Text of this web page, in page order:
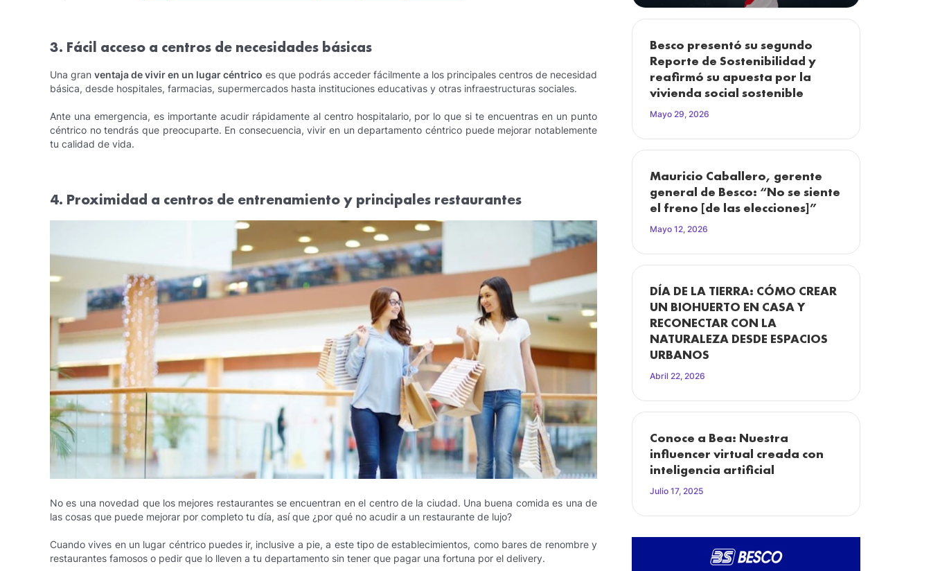
3. Fácil acceso a centros de necesidades básicas
Una gran ventaja de vivir en un lugar céntrico es que podrás acceder fácilmente a los principales centros de necesidad
básica, desde hospitales, farmacias, supermercados hasta instituciones educativas y otras infraestructuras sociales.
Ante una emergencia, es importante acudir rápidamente al centro hospitalario, por lo que si te encuentras en un punto
céntrico no tendrás que preocuparte. En consecuencia, vivir en un departamento céntrico puede mejorar notablemente
tu calidad de vida.
4. Proximidad a centros de entrenamiento y principales restaurantes
No es una novedad que los mejores restaurantes se encuentran en el centro de la ciudad. Una buena comida es una de
las cosas que puede mejorar por completo tu día, así que ¿por qué no acudir a un restaurante de lujo?
Cuando vives en un lugar céntrico puedes ir, inclusive a pie, a este tipo de establecimientos, como bares de renombre y
restaurantes famosos o pedir que lo lleven a tu departamento sin tener que pagar una fortuna por el delivery.
Besco presentó su segundo
Reporte de Sostenibilidad y
reafirmó su apuesta por la
vivienda social sostenible
Mayo 29, 2026
Mauricio Caballero, gerente
general de Besco: “No se siente
el freno [de las elecciones]”
Mayo 12, 2026
DÍA DE LA TIERRA: CÓMO CREAR
UN BIOHUERTO EN CASA Y
RECONECTAR CON LA
NATURALEZA DESDE ESPACIOS
URBANOS
Abril 22, 2026
Conoce a Bea: Nuestra
influencer virtual creada con
inteligencia artificial
Julio 17, 2025